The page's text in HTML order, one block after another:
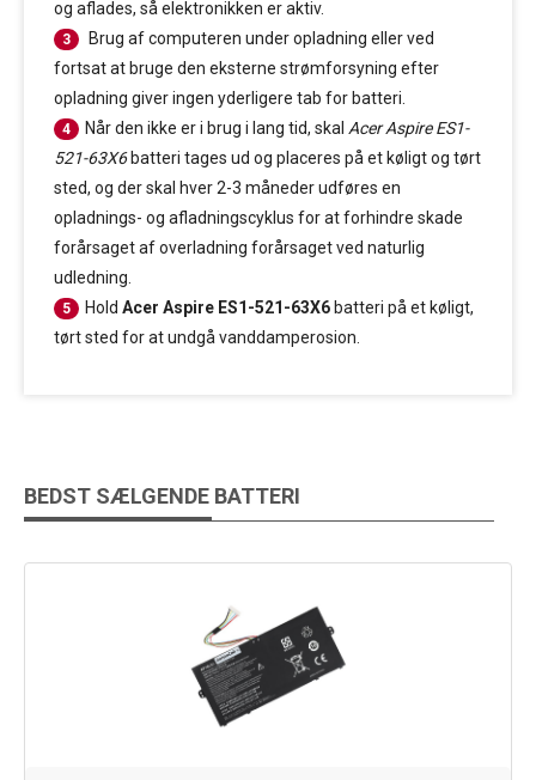
og aflades, så elektronikken er aktiv.
3
Brug af computeren under opladning eller ved
fortsat at bruge den eksterne strømforsyning efter
opladning giver ingen yderligere tab for batteri.
4 Når den ikke er i brug i lang tid, skal Acer Aspire ES1-
521-63X6batteri tages ud og placeres på et køligt og tørt
sted, og der skal hver 2-3 måneder udføres en
opladnings- og afladningscyklus for at forhindre skade
forårsaget af overladning forårsaget ved naturlig
udledning.
5 Hold Acer Aspire ES1-521-63X6 batteri på et køligt,
tørt sted for at undgå vanddamperosion.
BEDST SÆLGENDE BATTERI